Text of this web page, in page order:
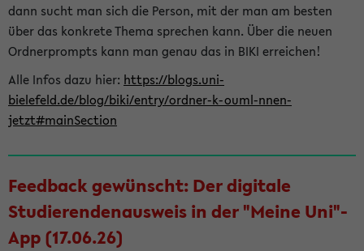
dann sucht man sich die Person, mit der man am besten
über das konkrete Thema sprechen kann. Über die neuen
Ordnerprompts kann man genau das in BIKI erreichen!
Alle Infos dazu hier: https://blogs.uni-
bielefeld.de/blog/biki/entry/ordner-k-ouml-nnen-
jetzt#mainSection
Feedback gewünscht: Der digitale
Studierendenausweis in der "Meine Uni"-
App (17.06.26)